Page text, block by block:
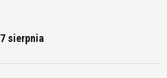
7 sierpnia